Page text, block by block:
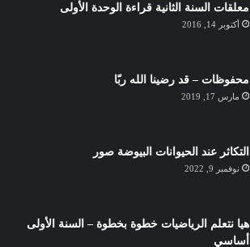
معلقات السنة الثانية قراءة الوحدة الأولى
أكتوبر 14, 2016
محفوظات – قد رضينا الله ربّا
مارس 17, 2019
التكاثر عند الحيوانات البيوضة صور
نوفمبر 9, 2022
هيا نتعلم الرياضيات خطوة بخطوة – السنة الأولى
أساسي